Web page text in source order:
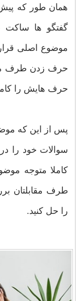
همان طور که پیش
گفتگو ها ساکت
موضوع اصلی
حرف زدن طرف
حرف هایش را
پس از این که
سوالات خود را
کاملا متوجه
طرف مقابلتان
را حل کنید.